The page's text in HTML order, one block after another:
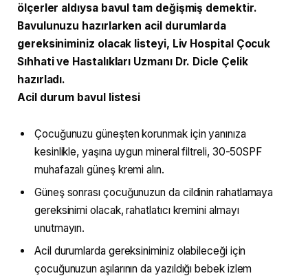
ölçerler aldıysa bavul tam değişmiş demektir.
Bavulunuzu hazırlarken acil durumlarda
gereksiniminiz olacak listeyi, Liv Hospital Çocuk
Sıhhati ve Hastalıkları Uzmanı Dr. Dicle Çelik
hazırladı.
Acil durum bavul listesi
Çocuğunuzu güneşten korunmak için yanınıza
kesinlikle, yaşına uygun mineral filtreli, 30-50SPF
muhafazalı güneş kremi alın.
Güneş sonrası çocuğunuzun da cildinin rahatlamaya
gereksinimi olacak, rahatlatıcı kremini almayı
unutmayın.
Acil durumlarda gereksiniminiz olabileceği için
çocuğunuzun aşılarının da yazıldığı bebek izlem